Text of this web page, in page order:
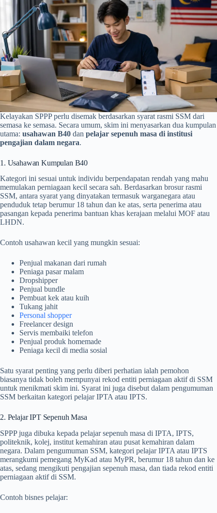
Kelayakan SPPP perlu disemak berdasarkan syarat rasmi SSM dari
semasa ke semasa. Secara umum, skim ini menyasarkan dua kumpulan
utama: usahawan B40 dan pelajar sepenuh masa di institusi
pengajian dalam negara.
1. Usahawan Kumpulan B40
Kategori ini sesuai untuk individu berpendapatan rendah yang mahu
memulakan perniagaan kecil secara sah. Berdasarkan brosur rasmi
SSM, antara syarat yang dinyatakan termasuk warganegara atau
penduduk tetap berumur 18 tahun dan ke atas, serta penerima atau
pasangan kepada penerima bantuan khas kerajaan melalui MOF atau
LHDN.
Contoh usahawan kecil yang mungkin sesuai:
Penjual makanan dari rumah
Peniaga pasar malam
Dropshipper
Penjual bundle
Pembuat kek atau kuih
Tukang jahit
Personal shopper
Freelancer design
Servis membaiki telefon
Penjual produk homemade
Peniaga kecil di media sosial
Satu syarat penting yang perlu diberi perhatian ialah pemohon
biasanya tidak boleh mempunyai rekod entiti perniagaan aktif di SSM
untuk menikmati skim ini. Syarat ini juga disebut dalam pengumuman
SSM berkaitan kategori pelajar IPTA atau IPTS.
2. Pelajar IPT Sepenuh Masa
SPPP juga dibuka kepada pelajar sepenuh masa di IPTA, IPTS,
politeknik, kolej, institut kemahiran atau pusat kemahiran dalam
negara. Dalam pengumuman SSM, kategori pelajar IPTA atau IPTS
merangkumi pemegang MyKad atau MyPR, berumur 18 tahun dan ke
atas, sedang mengikuti pengajian sepenuh masa, dan tiada rekod entiti
perniagaan aktif di SSM.
Contoh bisnes pelajar: